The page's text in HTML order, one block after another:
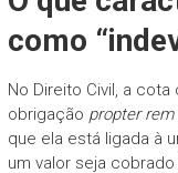
como
No Direito Civil, a
obrigação propter rem
que ela está ligada à
um valor seja